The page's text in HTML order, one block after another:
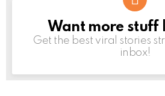
NEWSLETTER
Want more stuff
Get the best viral stories
inbox!